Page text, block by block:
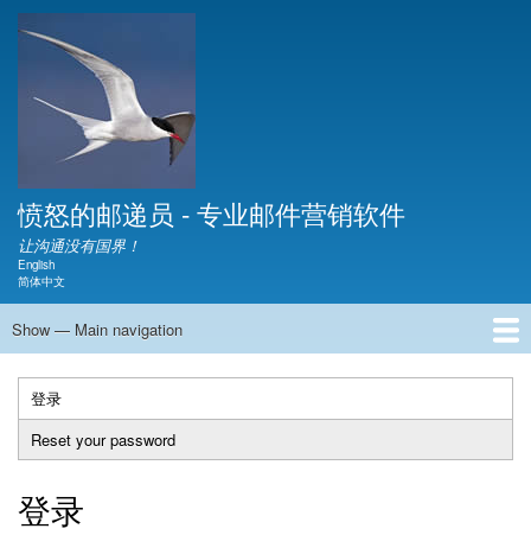
愤怒的邮递员 - 专业邮件营销软件
让沟通没有国界！
Language switcher
English
简体中文
Main
Show — Main navigation
主页
下载
视频
文档
展示
产品介绍
常见问题
博客
联系
关于
Primary
tabs
登录
动
标
Reset your password
登录